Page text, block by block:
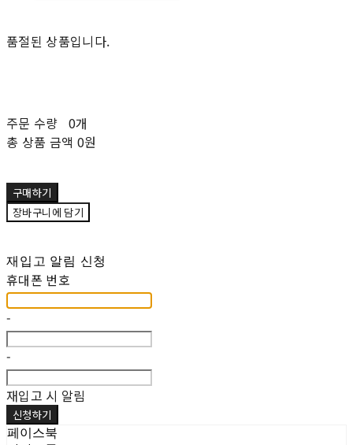
품절된 상품입니다.
주문 수량 0개
총 상품 금액 0원
구매하기
장바구니에 담기
재입고 알림 신청
휴대폰 번호
-
-
재입고 시 알림
신청하기
페이스북